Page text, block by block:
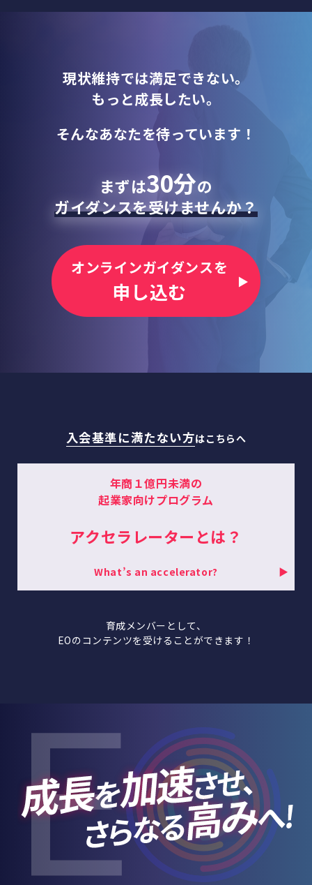
現状維持では満足できない。
もっと成長したい。
そんなあなたを待っています！
まずは30分の
ガイダンスを受けませんか？
オンラインガイダンスを
申し込む
入会基準に満たない方はこちらへ
年商１億円未満の
起業家向けプログラム
アクセラレーターとは？
What’s an accelerator?
育成メンバーとして、
EOのコンテンツを受けることができます！